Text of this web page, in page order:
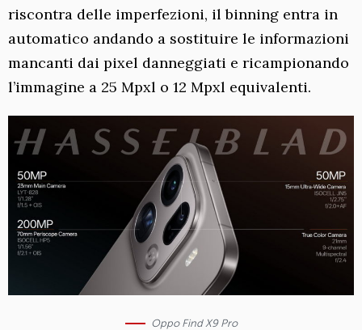
riscontra delle imperfezioni, il binning entra in
automatico andando a sostituire le informazioni
mancanti dai pixel danneggiati e ricampionando
l’immagine a 25 Mpxl o 12 Mpxl equivalenti.
Oppo Find X9 Pro